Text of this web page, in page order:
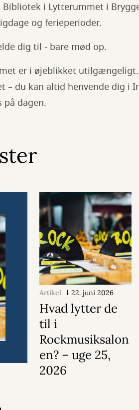
i Lytterummet i
og ferieperioder.
dig til - bare mød op.
er i øjeblikket
– du kan altid henvende dig i
dagen.
Artikel 22. juni 2026
Hvad lytter de
til i
Rockmusiksalon
en? – uge 25,
2026